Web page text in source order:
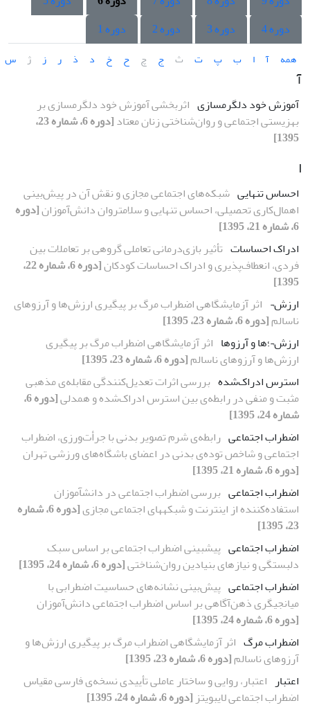
دوره 4
دوره 3 دوره 2 دوره 1
همه آ ا ب پ ت ث ج چ ح خ د ذ ر ز ژ س
آ
آموزش خود دلگرم‏سازی اثربخشی آموزش خود دلگرم‏سازی بر
بهزیستی اجتماعی و روان‌شناختی زنان معتاد
[دوره 6، شماره 23،
1395]
ا
احساس تنهایی شبکه‌های اجتماعی مجازی و نقش آن در پیش‌بینی
اهمال‌کاری تحصیلی، احساس تنهایی و سلامت‏روان دانش‌آموزان[دوره
6، شماره 21، 1395]
ادراک احساسات تأثیر بازی‌درمانی تعاملی گروهی بر تعاملات بین
فردی، انعطاف‌پذیری و ادراک احساسات کودکان
[دوره 6، شماره 22،
1395]
ارزش¬ اثر آزمایشگاهی اضطراب مرگ بر پیگیری ارزش‌ها و آرزوهای
ناسالم[دوره 6، شماره 23، 1395]
ارزش¬؛ها و آرزوها اثر آزمایشگاهی اضطراب مرگ بر پیگیری
ارزش‌ها و آرزوهای ناسالم[دوره 6، شماره 23، 1395]
استرس ادراک‌شده بررسی اثرات تعدیل‌کنندگی مقابله‌ی مذهبی
مثبت و منفی در رابطه‌ی بین استرس ادراک‌شده و همدلی
[دوره 6،
شماره 24، 1395]
اضطراب اجتماعی رابطه‌ی شرم تصویر بدنی با جرأت‌ورزی، اضطراب
اجتماعی و شاخص توده‌ی بدنی در اعضای باشگاه‌های ورزشی تهران
[دوره 6، شماره 21، 1395]
اضطراب اجتماعی
بررسی اضطراب اجتماعی در دانش‎آموزان
استفاده‌کننده از اینترنت و شبکه‎های اجتماعی مجازی
[دوره 6، شماره
23، 1395]
اضطراب اجتماعی پیش‏بینی اضطراب اجتماعی بر اساس سبک
دلبستگی و نیازهای بنیادین روان‌شناختی[دوره 6، شماره 24، 1395]
اضطراب اجتماعی پیش‌بینی نشانه‌های حساسیت اضطرابی با
میانجیگری ذهن‌آگاهی بر اساس اضطراب اجتماعی دانش‌آموزان
[دوره 6، شماره 24، 1395]
اضطراب مرگ اثر آزمایشگاهی اضطراب مرگ بر پیگیری ارزش‌ها و
آرزوهای ناسالم[دوره 6، شماره 23، 1395]
اعتبار اعتبار، روایی و ساختار عاملی تأییدی نسخه‌ی فارسی مقیاس
اضطراب اجتماعی لایبویتز [دوره 6، شماره 24، 1395]